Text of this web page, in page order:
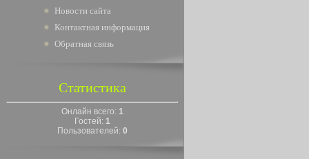
Новости сайта
Контактная информация
Обратная связь
Статистика
Онлайн всего: 1
Гостей: 1
Пользователей: 0